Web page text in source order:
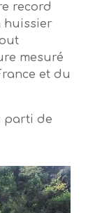
record
huissier
mesuré
et du
parti de